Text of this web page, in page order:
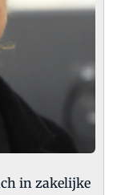
in zakelijke